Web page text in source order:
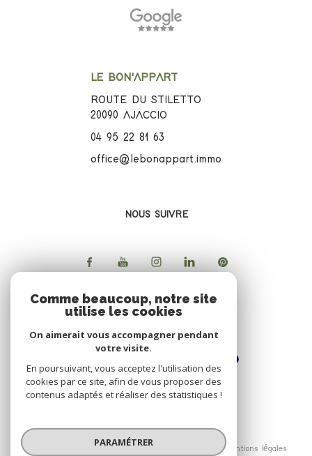
LE BON'APPART
ROUTE DU STILETTO
20090 AJACCIO
04 95 22 81 63
office@lebonappart.immo
NOUS SUIVRE
ADHERENTS
© 2026 | Tous droits réservés
Mentions légales
Comme beaucoup, notre site
utilise les cookies
On aimerait vous accompagner pendant
votre visite.
En poursuivant, vous acceptez l'utilisation des
cookies par ce site, afin de vous proposer des
contenus adaptés et réaliser des statistiques !
PARAMÉTRER